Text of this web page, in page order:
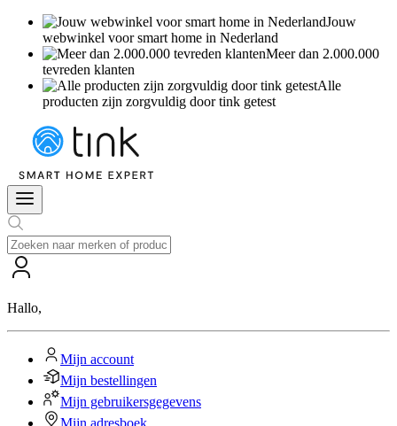
Jouw
webwinkel voor smart home in Nederland
Meer dan 2.000.000
tevreden klanten
Alle
producten zijn zorgvuldig door tink getest
Hallo,
Mijn account
Mijn bestellingen
Mijn gebruikersgegevens
Mijn adresboek